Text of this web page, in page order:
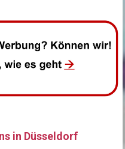
in Düsseldorf